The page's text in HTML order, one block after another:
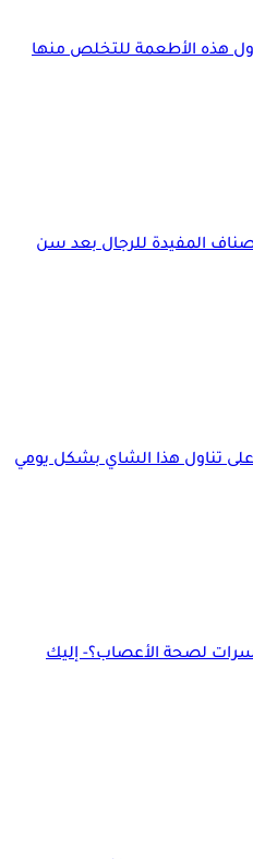
هذه الأطعمة للتخلص منها
أصناف المفيدة للرجال بعد سن
تناول هذا الشاي بشكل يومي
لصحة الأعصاب؟- إليك